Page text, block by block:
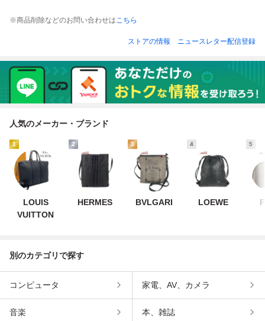
ンズXL/ライトブ
683
×ホワイト/ライト
定モデル/日本製&
ア&2251300001
※商品削除などのお問い合わせはこちら
ストアの情報 ニュースレター配信登録
人気のメーカー・ブランド
1
LOUIS
VUITTON
2
HERMES
3
BVLGARI
4
LOEWE
5
別のカテゴリで探す
コンピュータ 家電、AV、カメラ
音楽 本、雑誌